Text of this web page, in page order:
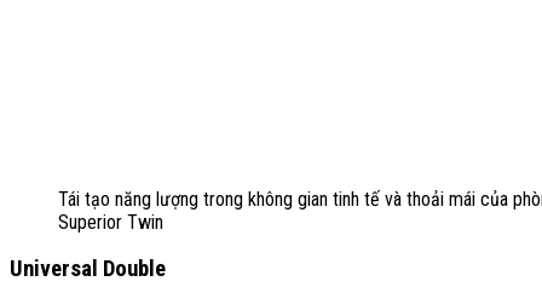
Tái tạo năng lượng trong không gian tinh tế và thoải mái của
Superior Twin
Universal Double